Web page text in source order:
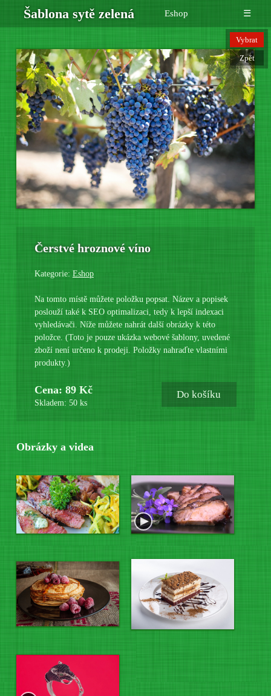
Šablona sytě zelená Eshop ☰
Čerstvé hroznové víno
Kategorie: Eshop
Na tomto místě můžete položku popsat. Název a popisek
poslouží také k SEO optimalizaci, tedy k lepší indexaci
vyhledávači. Níže můžete nahrát další obrázky k této
položce. (Toto je pouze ukázka webové šablony, uvedené
zboží není určeno k prodeji. Položky nahraďte vlastními
produkty.)
Cena: 89 Kč
Skladem: 50 ks
Do košíku
Obrázky a videa
Vybrat
Zpět